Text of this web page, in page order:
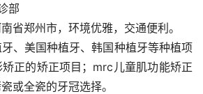
部
省郑州市，环境优雅，交通便利。
、美国种植牙、韩国种植牙等种植项
正的矫正项目；mrc儿童肌功能矫正
或全瓷的牙冠选择。